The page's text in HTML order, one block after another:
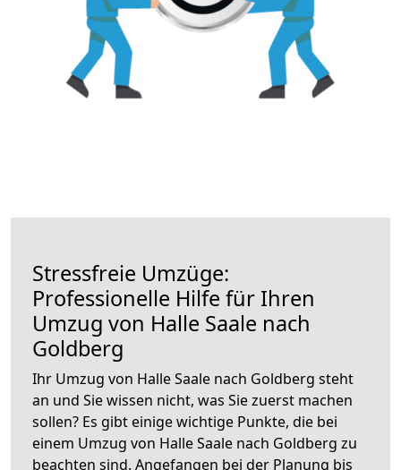
Stressfreie Umzüge:
Professionelle Hilfe für Ihren
Umzug von Halle Saale nach
Goldberg
Ihr Umzug von Halle Saale nach Goldberg steht
an und Sie wissen nicht, was Sie zuerst machen
sollen? Es gibt einige wichtige Punkte, die bei
einem Umzug von Halle Saale nach Goldberg zu
beachten sind. Angefangen bei der Planung bis